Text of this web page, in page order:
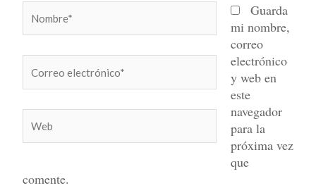
electrónico*
Guarda
mi nombre,
correo
electrónico
y web en
este
navegador
para la
próxima vez
que
comente.